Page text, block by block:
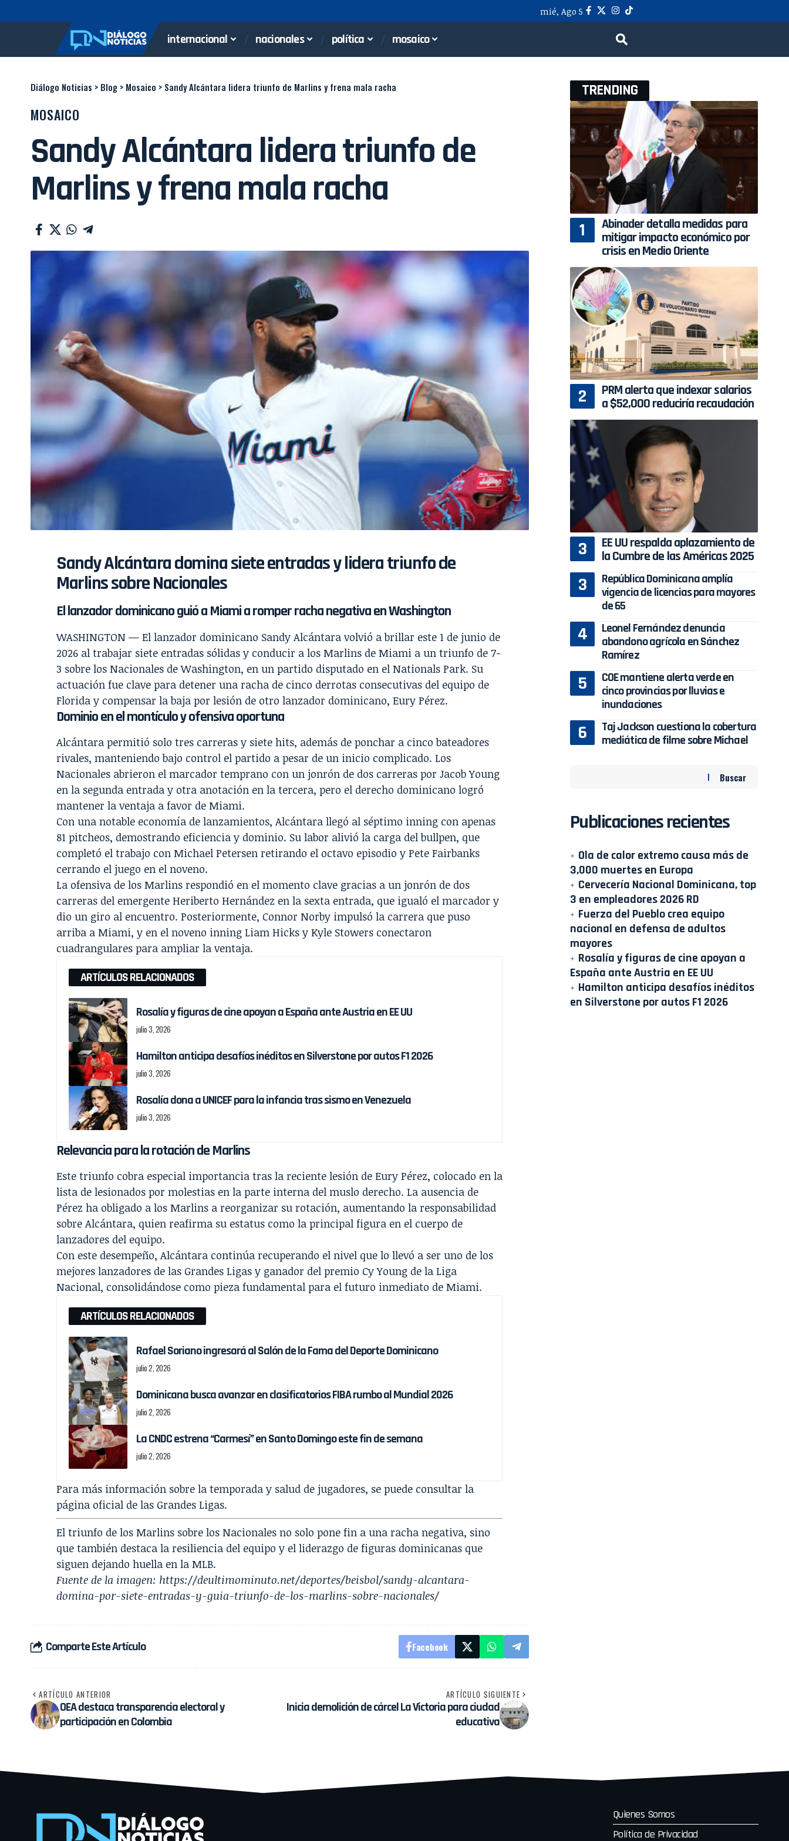
mié, Ago 5
internacional nacionales política mosaico
Diálogo Noticias > Blog > Mosaico > Sandy Alcántara lidera triunfo de Marlins y frena mala racha
MOSAICO
Sandy Alcántara lidera triunfo de
Marlins y frena mala racha
Sandy Alcántara domina siete entradas y lidera triunfo de
Marlins sobre Nacionales
El lanzador dominicano guió a Miami a romper racha negativa en Washington
WASHINGTON — El lanzador dominicano Sandy Alcántara volvió a brillar este 1 de junio de
2026 al trabajar siete entradas sólidas y conducir a los Marlins de Miami a un triunfo de 7-
3 sobre los Nacionales de Washington, en un partido disputado en el Nationals Park. Su
actuación fue clave para detener una racha de cinco derrotas consecutivas del equipo de
Florida y compensar la baja por lesión de otro lanzador dominicano, Eury Pérez.
Dominio en el montículo y ofensiva oportuna
Alcántara permitió solo tres carreras y siete hits, además de ponchar a cinco bateadores
rivales, manteniendo bajo control el partido a pesar de un inicio complicado. Los
Nacionales abrieron el marcador temprano con un jonrón de dos carreras por Jacob Young
en la segunda entrada y otra anotación en la tercera, pero el derecho dominicano logró
mantener la ventaja a favor de Miami.
Con una notable economía de lanzamientos, Alcántara llegó al séptimo inning con apenas
81 pitcheos, demostrando eficiencia y dominio. Su labor alivió la carga del bullpen, que
completó el trabajo con Michael Petersen retirando el octavo episodio y Pete Fairbanks
cerrando el juego en el noveno.
La ofensiva de los Marlins respondió en el momento clave gracias a un jonrón de dos
carreras del emergente Heriberto Hernández en la sexta entrada, que igualó el marcador y
dio un giro al encuentro. Posteriormente, Connor Norby impulsó la carrera que puso
arriba a Miami, y en el noveno inning Liam Hicks y Kyle Stowers conectaron
cuadrangulares para ampliar la ventaja.
ARTÍCULOS RELACIONADOS
Rosalía y figuras de cine apoyan a España ante Austria en EE UU
julio 3, 2026
Hamilton anticipa desafíos inéditos en Silverstone por autos F1 2026
julio 3, 2026
Rosalía dona a UNICEF para la infancia tras sismo en Venezuela
julio 3, 2026
Relevancia para la rotación de Marlins
Este triunfo cobra especial importancia tras la reciente lesión de Eury Pérez, colocado en la
lista de lesionados por molestias en la parte interna del muslo derecho. La ausencia de
Pérez ha obligado a los Marlins a reorganizar su rotación, aumentando la responsabilidad
sobre Alcántara, quien reafirma su estatus como la principal figura en el cuerpo de
lanzadores del equipo.
Con este desempeño, Alcántara continúa recuperando el nivel que lo llevó a ser uno de los
mejores lanzadores de las Grandes Ligas y ganador del premio Cy Young de la Liga
Nacional, consolidándose como pieza fundamental para el futuro inmediato de Miami.
ARTÍCULOS RELACIONADOS
Rafael Soriano ingresará al Salón de la Fama del Deporte Dominicano
julio 2, 2026
Dominicana busca avanzar en clasificatorios FIBA rumbo al Mundial 2026
julio 2, 2026
La CNDC estrena “Carmesí” en Santo Domingo este fin de semana
julio 2, 2026
Para más información sobre la temporada y salud de jugadores, se puede consultar la
página oficial de las Grandes Ligas.
El triunfo de los Marlins sobre los Nacionales no solo pone fin a una racha negativa, sino
que también destaca la resiliencia del equipo y el liderazgo de figuras dominicanas que
siguen dejando huella en la MLB.
Fuente de la imagen: https://deultimominuto.net/deportes/beisbol/sandy-alcantara-
domina-por-siete-entradas-y-guia-triunfo-de-los-marlins-sobre-nacionales/
Comparte Este Artículo Facebook
ARTÍCULO ANTERIOR
OEA destaca transparencia electoral y
participación en Colombia
ARTÍCULO SIGUIENTE
Inicia demolición de cárcel La Victoria para ciudad
educativa
TRENDING
Abinader detalla medidas para
mitigar impacto económico por
crisis en Medio Oriente
PRM alerta que indexar salarios
a $52,000 reduciría recaudación
EE UU respalda aplazamiento de
la Cumbre de las Américas 2025
República Dominicana amplía
vigencia de licencias para mayores
de 65
Leonel Fernández denuncia
abandono agrícola en Sánchez
Ramírez
COE mantiene alerta verde en
cinco provincias por lluvias e
inundaciones
Taj Jackson cuestiona la cobertura
mediática de filme sobre Michael
Buscar
Publicaciones recientes
Ola de calor extremo causa más de
3,000 muertes en Europa
Cervecería Nacional Dominicana, top
3 en empleadores 2026 RD
Fuerza del Pueblo crea equipo
nacional en defensa de adultos
mayores
Rosalía y figuras de cine apoyan a
España ante Austria en EE UU
Hamilton anticipa desafíos inéditos
en Silverstone por autos F1 2026
Quienes Somos
Política de Privacidad